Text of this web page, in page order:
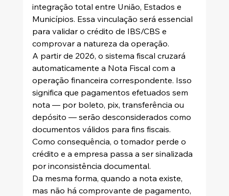
integração total entre União, Estados e
Municípios. Essa vinculação será essencial
para validar o crédito de IBS/CBS e
comprovar a natureza da operação.
A partir de 2026, o sistema fiscal cruzará
automaticamente a Nota Fiscal com a
operação financeira correspondente. Isso
significa que pagamentos efetuados sem
nota — por boleto, pix, transferência ou
depósito — serão desconsiderados como
documentos válidos para fins fiscais.
Como consequência, o tomador perde o
crédito e a empresa passa a ser sinalizada
por inconsistência documental.
Da mesma forma, quando a nota existe,
mas não há comprovante de pagamento,